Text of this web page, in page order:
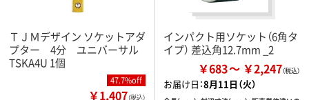
ＴＪＭデザイン ソケットアダ
プター 4分 ユニバーサル
TSKA4U 1個
47.7%off
￥1,407（税込）
インパクト用ソケット（6角タ
イプ） 差込角12.7mm _2
￥683 ￥2,247
お届け日：8月11日（火）